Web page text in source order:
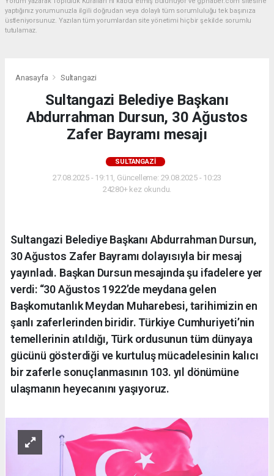
yaptığınız yorumunuzla ilgili doğrudan veya dolaylı tüm sorumluluğu tek başınıza
üstleniyorsunuz. Yazılan tüm yorumlardan site yönetimi hiçbir şekilde sorumlu
tutulamaz.
Anasayfa Sultangazi
Sultangazi Belediye Başkanı
Abdurrahman Dursun, 30 Ağustos
Zafer Bayramı mesajı
SULTANGAZI
27.08.2025 - 19:11, Güncelleme: 29.08.2025 - 10:23
24280+ kez okundu.
Sultangazi Belediye Başkanı Abdurrahman Dursun,
30 Ağustos Zafer Bayramı dolayısıyla bir mesaj
yayınladı. Başkan Dursun mesajında şu ifadelere yer
verdi: “30 Ağustos 1922’de meydana gelen
Başkomutanlık Meydan Muharebesi, tarihimizin en
şanlı zaferlerinden biridir. Türkiye Cumhuriyeti’nin
temellerinin atıldığı, Türk ordusunun tüm dünyaya
gücünü gösterdiği ve kurtuluş mücadelesinin kalıcı
bir zaferle sonuçlanmasının 103. yıl dönümüne
ulaşmanın heyecanını yaşıyoruz.